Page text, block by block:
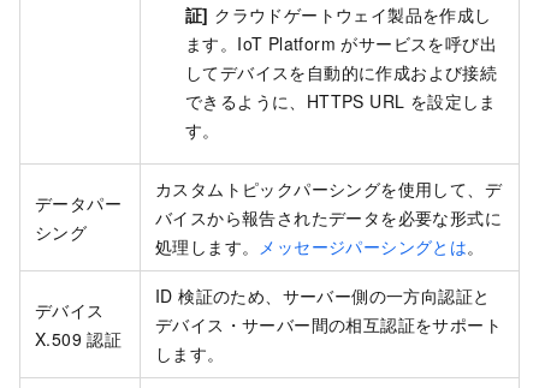
証] クラウドゲートウェイ製品を作成し
ます。IoT Platform がサービスを呼び出
してデバイスを自動的に作成および接続
できるように、HTTPS URL を設定しま
す。
データパー
シング
カスタムトピックパーシングを使用して、デ
バイスから報告されたデータを必要な形式に
処理します。 メッセージパーシングとは。
デバイス
X.509 認証
ID 検証のため、サーバー側の一方向認証と
デバイス・サーバー間の相互認証をサポート
します。